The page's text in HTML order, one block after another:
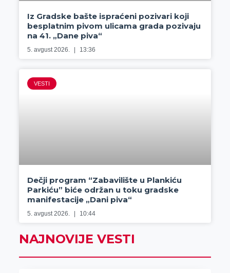
Iz Gradske bašte ispraćeni pozivari koji
besplatnim pivom ulicama grada pozivaju
na 41. „Dane piva“
5. avgust 2026. 13:36
VESTI
Dečji program “Zabavilište u Plankiću
Parkiću” biće održan u toku gradske
manifestacije „Dani piva“
5. avgust 2026. 10:44
NAJNOVIJE VESTI